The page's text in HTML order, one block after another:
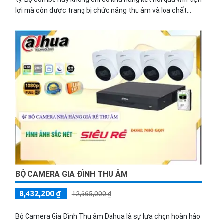
lợi mà còn được trang bị chức năng thu âm và loa chất
quan sát rõ ràng mọi chi tiết. Đặc biệt, khả năng giám sát
ổn định từ xa giúp người dùng có thể kiểm soát mọi hoạt
động chỉ bằng một chiếc điện thoại thông minh. Đảm bảo
an ninh và tiện ích cho văn phòng của bạn.
BỘ CAMERA GIA ĐÌNH THU ÂM
8,432,200 ₫ 12,665,000 ₫
Bộ Camera Gia Đình Thu âm Dahua là sự lựa chọn hoàn hảo